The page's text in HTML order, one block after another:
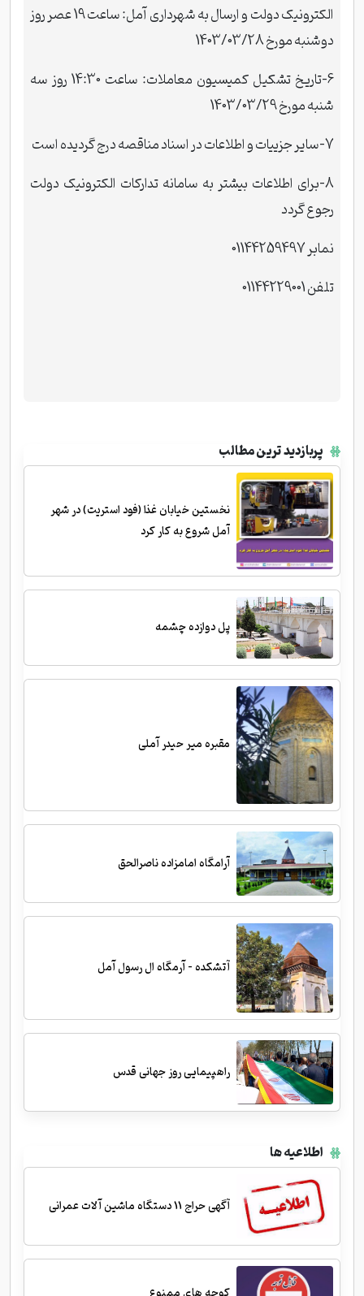
الکترونیک دولت و ارسال به شهرداری آمل
: ساعت 19 عصر روز
دوشنبه مورخ 1403/03/28
6-تاریخ تشکیل کمیسیون معاملات: ساعت 14:30 روز سه
شنبه مورخ 1403/03/29
7-سایر جزییات و اطلاعات در اسناد مناقصه درج گردیده است
8-برای اطلاعات بیشتر به سامانه
تدارکات الکترونیک دولت
رجوع گردد
نمابر 01144259497
تلفن 01144229001
پربازدید ترین مطالب
نخستین خیابان غذا (فود استریت) در شهر
آمل شروع به کار کرد
پل دوازده چشمه
مقبره میر حیدر آملی
آرامگاه امامزاده ناصرالحق
آتشکده - آرمگاه ال رسول آمل
راهپیمایی روز جهانی قدس
اطلاعیه ها
آگهی حراج 11 دستگاه ماشین آلات عمرانی